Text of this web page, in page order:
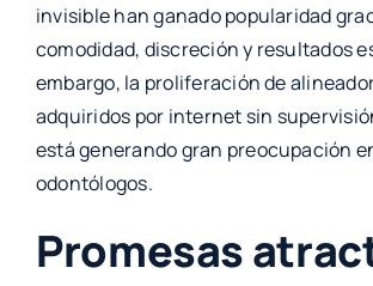
invisible han ganado popularidad
comodidad, discreción y resultados
embargo, la proliferación de
adquiridos por internet sin
está generando gran preocupación
odontólogos.
Promesas